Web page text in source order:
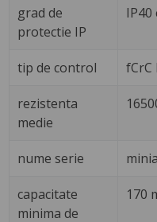
grad de
protectie IP
IP40
tip de control
rezistenta
medie
nume serie
capacitate
minima de
170